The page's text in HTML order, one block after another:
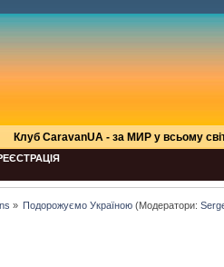
Клуб СaravanUA - за МИР у всьому
» Подорожуємо Україною (Модератори: